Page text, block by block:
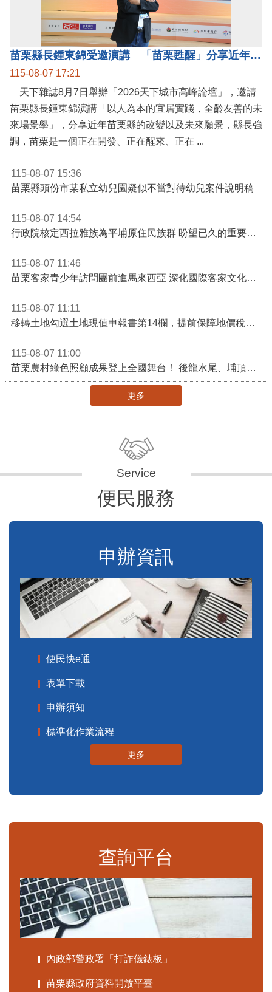
苗栗縣長鍾東錦受邀演講 「苗栗甦醒」分享近年轉變
115-08-07 17:21
天下雜誌8月7日舉辦「2026天下城市高峰論壇」，邀請
苗栗縣長鍾東錦演講「以人為本的宜居實踐，全齡友善的未
來場景學」，分享近年苗栗縣的改變以及未來願景，縣長強
調，苗栗是一個正在開發、正在醒來、正在 ...
115-08-07 15:36
苗栗縣頭份市某私立幼兒園疑似不當對待幼兒案件說明稿
115-08-07 14:54
行政院核定西拉雅族為平埔原住民族群 盼望已久的重要時刻到來！8月13日起受理民族成員名冊登記
115-08-07 11:46
苗栗客家青少年訪問團前進馬來西亞 深化國際客家文化交流
115-08-07 11:11
移轉土地勾選土地現值申報書第14欄，提前保障地價稅節稅權益
115-08-07 11:00
苗栗農村綠色照顧成果登上全國舞台！ 後龍水尾、埔頂社區前進2026高齡健康產業博覽會
更多
便民服務
申辦資訊
便民快e通
表單下載
申辦須知
標準化作業流程
更多
查詢平台
內政部警政署「打詐儀錶板」
苗栗縣政府資料開放平臺